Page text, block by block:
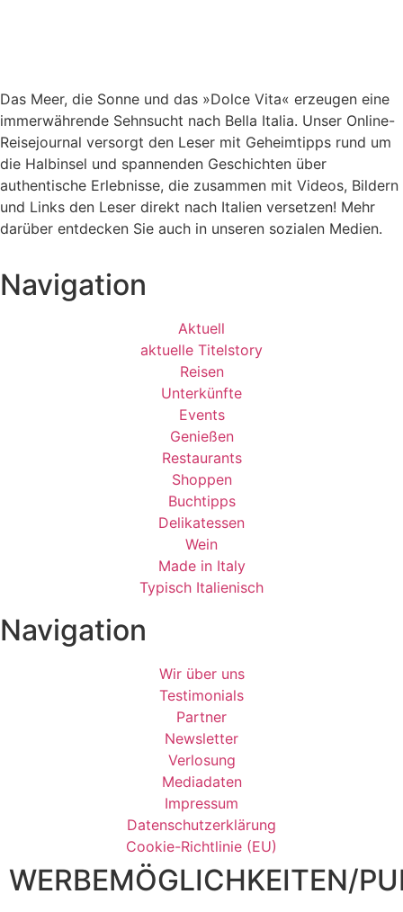
Das Meer, die Sonne und das »Dolce Vita« erzeugen eine
immerwährende Sehnsucht nach Bella Italia. Unser Online-
Reisejournal versorgt den Leser mit Geheimtipps rund um
die Halbinsel und spannenden Geschichten über
authentische Erlebnisse, die zusammen mit Videos, Bildern
und Links den Leser direkt nach Italien versetzen! Mehr
darüber entdecken Sie auch in unseren sozialen Medien.
Navigation
Aktuell
aktuelle Titelstory
Reisen
Unterkünfte
Events
Genießen
Restaurants
Shoppen
Buchtipps
Delikatessen
Wein
Made in Italy
Typisch Italienisch
Navigation
Wir über uns
Testimonials
Partner
Newsletter
Verlosung
Mediadaten
Impressum
Datenschutzerklärung
Cookie-Richtlinie (EU)
WERBEMÖGLICHKEITEN/